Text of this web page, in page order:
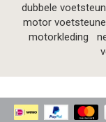
dubbele
motor
motorkleding